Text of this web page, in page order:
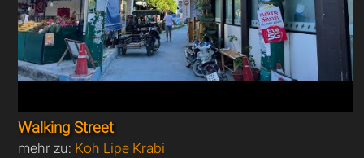
Walking Street
mehr zu: Koh Lipe Krabi